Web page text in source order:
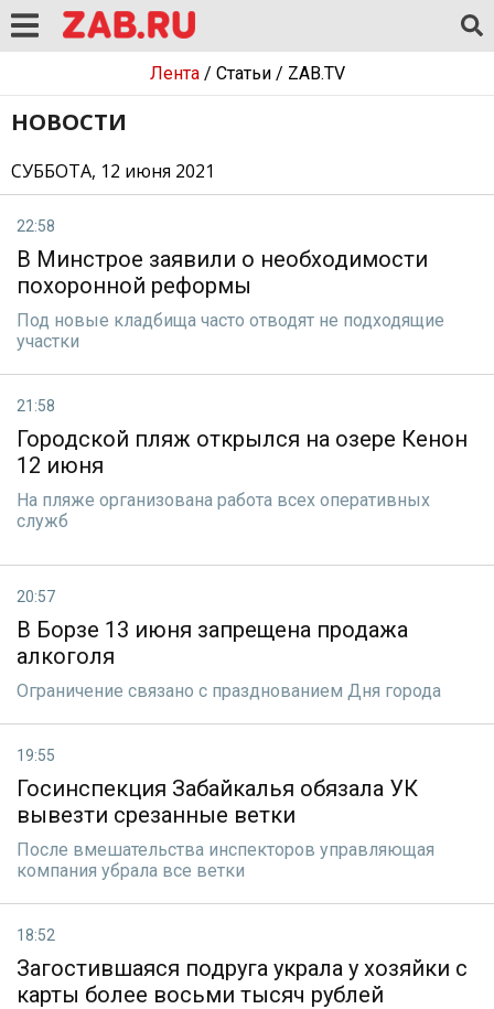
Лента/ Статьи/ ZAB.TV
НОВОСТИ
СУББОТА, 12 июня 2021
22:58
В Минстрое заявили о необходимости
похоронной реформы
Под новые кладбища часто отводят не подходящие
участки
21:58
Городской пляж открылся на озере Кенон
12 июня
На пляже организована работа всех оперативных
служб
20:57
В Борзе 13 июня запрещена продажа
алкоголя
Ограничение связано с празднованием Дня города
19:55
Госинспекция Забайкалья обязала УК
вывезти срезанные ветки
После вмешательства инспекторов управляющая
компания убрала все ветки
18:52
Загостившаяся подруга украла у хозяйки с
карты более восьми тысяч рублей